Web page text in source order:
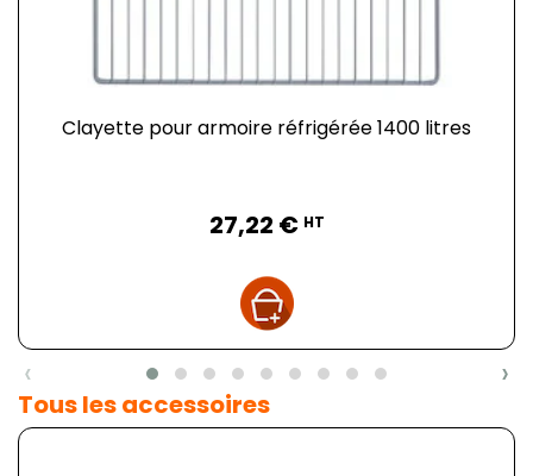
Clayette pour armoire réfrigérée 1400 litres
27,22 € HT
‹ ›
Tous les accessoires